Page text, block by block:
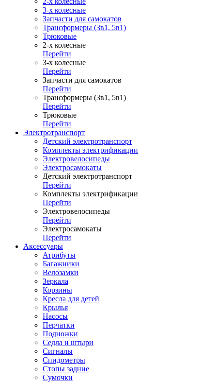
3-х колесные
Запчасти для самокатов
Трансформеры (3в1, 5в1)
Трюковые
2-х колесные
Перейти
3-х колесные
Перейти
Запчасти для самокатов
Перейти
Трансформеры (3в1, 5в1)
Перейти
Трюковые
Перейти
Электротранспорт
Детский электротранспорт
Комплекты электрификации
Электровелосипеды
Электросамокаты
Детский электротранспорт
Перейти
Комплекты электрификации
Перейти
Электровелосипеды
Перейти
Электросамокаты
Перейти
Аксессуары
Атрибуты
Багажники
Велозамки
Зеркала
Корзины
Кресла для детей
Крылья
Насосы
Перчатки
Подножки
Седла и штыри
Сигналы
Спидометры
Стопы задние
Сумочки